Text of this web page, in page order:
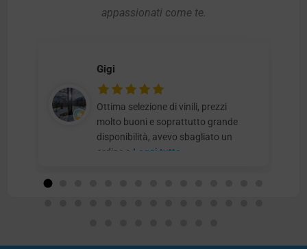
appassionati come te.
Gigi
Ottima selezione di vinili, prezzi
molto buoni e soprattutto grande
disponibilità, avevo sbagliato un
ordine e Leggi tutto